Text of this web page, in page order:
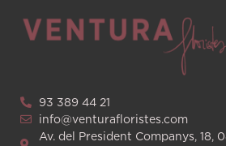
93 389 44 21
info@venturafloristes.com
Av. del President Companys, 18,